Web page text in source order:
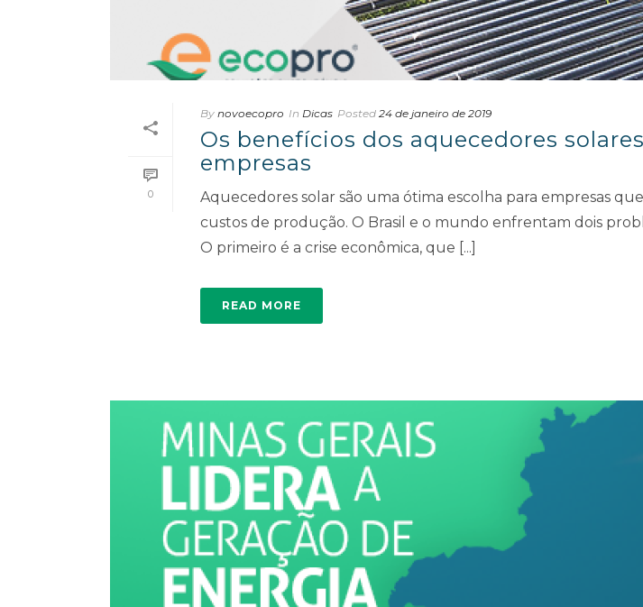
0
By novoecopro In Dicas Posted 24 de janeiro de 2019
Os benefícios dos aquecedores
empresas
Aquecedores solar são uma ótima escolha para empresas
custos de produção. O Brasil e o mundo enfrentam dois
O primeiro é a crise econômica, que [...]
READ MORE